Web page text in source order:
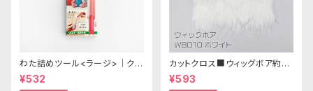
わた詰めツール<ラージ>｜クロ
バー
¥532
カットクロス■ウィッグボア約8c
m(ホワイト)WB010 ボア生地
25cm × 45cm
¥593